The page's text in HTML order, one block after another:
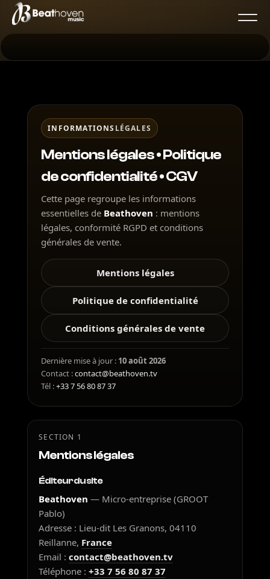
INFORMATIONS LÉGALES
Mentions légales • Politique
de confidentialité • CGV
Cette page regroupe les informations
essentielles de Beathoven : mentions
légales, conformité RGPD et conditions
générales de vente.
Mentions légales
Politique de confidentialité
Conditions générales de vente
Dernière mise à jour : 10 août 2026
Contact :contact@beathoven.tv
Tél :+33 7 56 80 87 37
SECTION 1
Mentions légales
Éditeur du site
Beathoven — Micro-entreprise (GROOT
Pablo)
Adresse : Lieu-dit Les Granons, 04110
Reillanne, France
Email :contact@beathoven.tv
Téléphone :+33 7 56 80 87 37